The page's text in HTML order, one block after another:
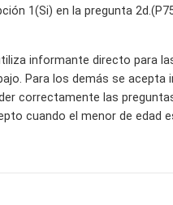
1(Si) en la pregunta
informante directo para
Para los demás se
correctamente las
cuando el menor de edad